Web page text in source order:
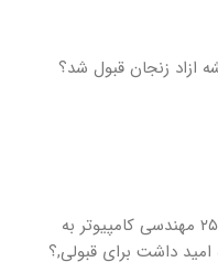
با رتبه ۳۵۴ در بین ۳۱۷۶ و نمره ۲۵۳۴ مهندسی کامپیوتر به
داشت برای قبولی,؟